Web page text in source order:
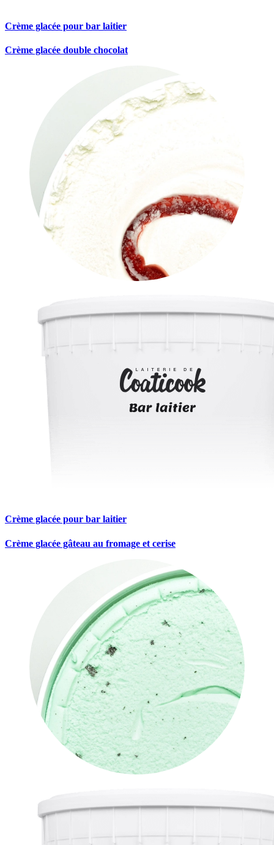
Crème glacée pour bar laitier
Crème glacée double chocolat
Crème glacée pour bar laitier
Crème glacée gâteau au fromage et cerise